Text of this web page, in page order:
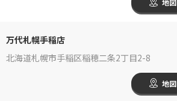
地図
万代札幌手稲店
北海道札幌市手稲区稲穂二条2丁目2-8
地図